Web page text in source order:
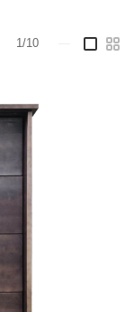
1/10